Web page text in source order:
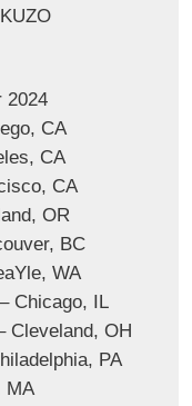
2024
CA
CA
CA
OR
BC
WA
Chicago, IL
Cleveland, OH
PA
MA